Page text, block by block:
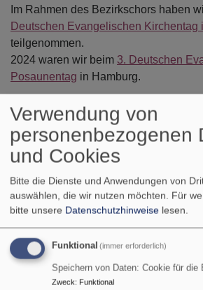
Im Rahmen des Bezirkschors haben
Deutschen Evangelischen Kirchentag
teilgenommen.
2024 waren wir beim 3. Deutschen
Posaunentag in Hamburg.
Proben:
Donnerstag 19.30 - 21.00 Uhr
im evangelischen Gemeindehaus
91058 Erlangen
oder alt, sind immer gern gesehen!
Verwendung von
personenbezogenen
und Cookies
Bitte die Dienste und Anwendungen von
auswählen, die wir nutzen möchten. Für
bitte unsere Datenschutzhinweise lesen.
Funktional (immer erforderlich)
Speichern von Daten: Cookie für die
Zweck: Funktional